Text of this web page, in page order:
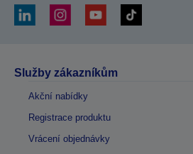
Služby zákazníkům
Akční nabídky
Registrace produktu
Vrácení objednávky